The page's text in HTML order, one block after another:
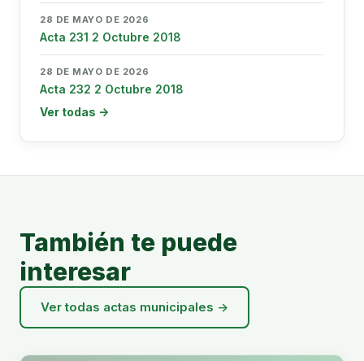
28 DE MAYO DE 2026
Acta 231 2 Octubre 2018
28 DE MAYO DE 2026
Acta 232 2 Octubre 2018
Ver todas →
También te puede
interesar
Ver todas actas municipales →